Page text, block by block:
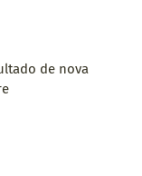
de nova